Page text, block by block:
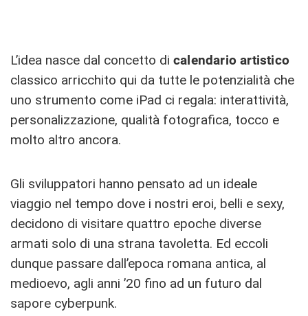
L’idea nasce dal concetto di calendario artistico
classico arricchito qui da tutte le potenzialità che
uno strumento come iPad ci regala: interattività,
personalizzazione, qualità fotografica, tocco e
molto altro ancora.
Gli sviluppatori hanno pensato ad un ideale
viaggio nel tempo dove i nostri eroi, belli e sexy,
decidono di visitare quattro epoche diverse
armati solo di una strana tavoletta. Ed eccoli
dunque passare dall’epoca romana antica, al
medioevo, agli anni ’20 fino ad un futuro dal
sapore cyberpunk.